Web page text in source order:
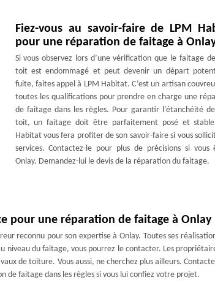
Fiez-vous au savoir-faire de LPM
pour une réparation de faitage à
Si vous observez lors d’une vérification que le faitage
toit est endommagé et peut devenir un départ
fuite, faites appel à LPM Habitat. C’est un artisan
toutes les qualifications pour prendre en charge une
de faitage dans les règles. Pour garantir l’étanchéité
toit, un faitage doit être parfaitement posé et
Habitat vous fera profiter de son savoir-faire si vous
services. Contactez-le pour plus de précisions si vous
Onlay. Demandez-lui le devis de la réparation du faitage.
pour une réparation de faitage à Onlay
reconnu pour son expertise à Onlay. Toutes ses
niveau du faitage, vous pourrez le contacter. Les
de toiture. Vous aussi, ne cherchez plus ailleurs.
faitage dans les règles si vous lui confiez votre projet.